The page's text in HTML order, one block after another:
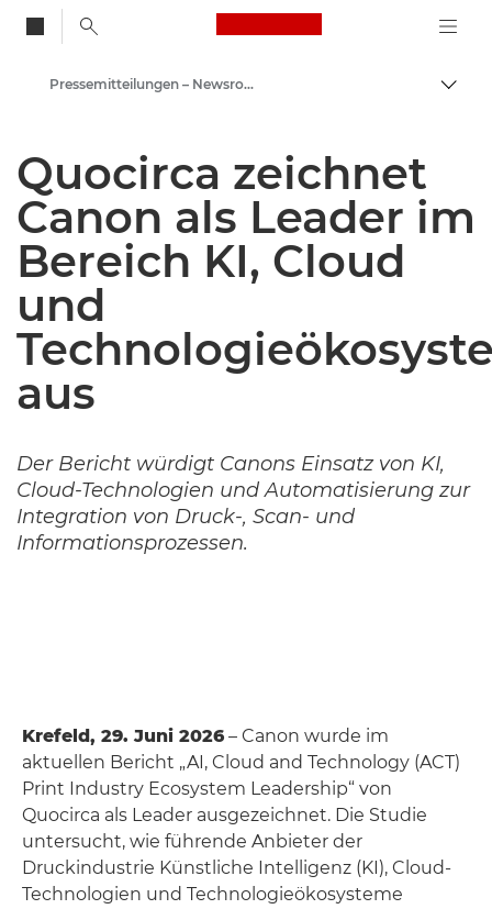
Canon Logo, back
Auf
Newsroom
Pressemitteilungen – Newsroom
Quocirca zeichnet
Canon als Leader im
Bereich KI, Cloud
und
aus
Der Bericht würdigt Canons Einsatz von KI,
Cloud-Technologien und Automatisierung zur
Integration von Druck-, Scan- und
Informationsprozessen.
Krefeld, 29. Juni 2026 – Canon wurde im
aktuellen Bericht „AI, Cloud and Technology (ACT)
Print Industry Ecosystem Leadership“ von
Quocirca als Leader ausgezeichnet. Die Studie
untersucht, wie führende Anbieter der
Druckindustrie Künstliche Intelligenz (KI), Cloud-
Technologien und Technologieökosysteme